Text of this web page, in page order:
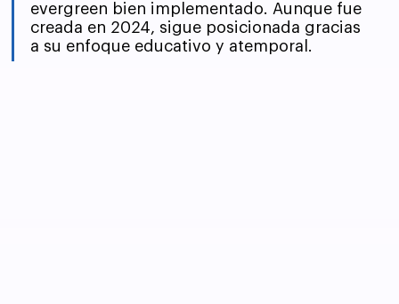
evergreen bien implementado. Aunque fue
creada en 2024, sigue posicionada gracias
a su enfoque educativo y atemporal.